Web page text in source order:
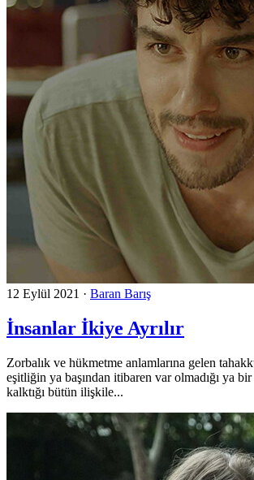
12 Eylül 2021 · Baran Barış
İnsanlar İkiye Ayrılır
Zorbalık ve hükmetme anlamlarına gelen
eşitliğin ya başından itibaren var olmadığı ya
kalktığı bütün ilişkile...